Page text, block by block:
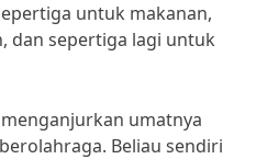
untuk makanan,
dan sepertiga lagi untuk
umatnya
Beliau sendiri